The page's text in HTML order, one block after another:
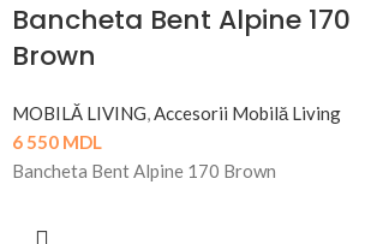
Bancheta Bent Alpine 170
Brown
MOBILĂ LIVING,Accesorii Mobilă Living
6 550 MDL
Bancheta Bent Alpine 170 Brown